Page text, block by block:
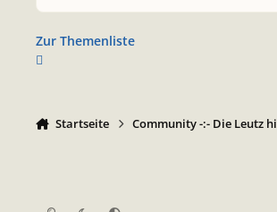
Zur Themenliste
Startseite Community -:- Die Leutz
Heller ModusDunkler Modus
Systemeinstellung